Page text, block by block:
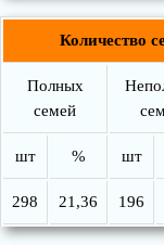
Количество
Полных
семей
шт % шт
298 21,36 196